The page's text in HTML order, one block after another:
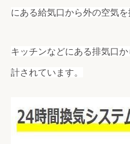
にある給気口から外の空気を
キッチンなどにある排気口
計されています。